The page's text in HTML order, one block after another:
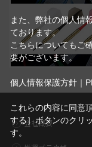
会社概要
また、弊社の個人情
ております。
こちらについてもご
要がございます。
個人情報保護方針｜
これらの内容に同意
する］ボタンのクリ
す。